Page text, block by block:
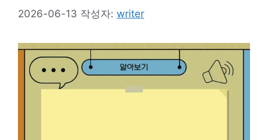
2026-06-13 작성자: writer